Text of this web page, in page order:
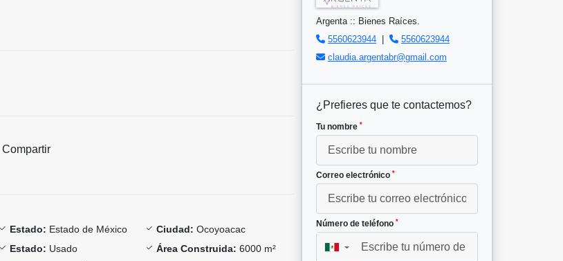
Compartir
Estado: Estado de México Ciudad: Ocoyoacac
Estado: Usado Área Construida: 6000 m²
Argenta :: Bienes Raíces.
5560623944
5560623944
claudia.argentabr@gmail.com
¿Prefieres que te contactemos?
Tu nombre *
Correo electrónico *
Número de teléfono *
▼